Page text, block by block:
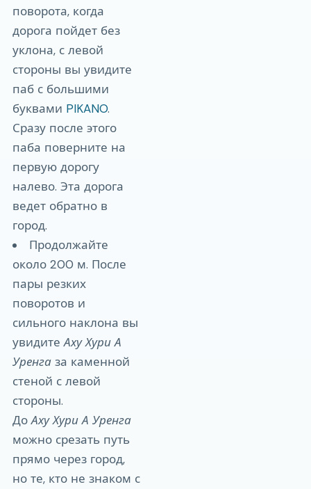
поворота, когда
дорога пойдет без
уклона, с левой
стороны вы увидите
паб с большими
буквами PIKANO.
Сразу после этого
паба поверните на
первую дорогу
налево. Эта дорога
ведет обратно в
город.
Продолжайте
около 200 м. После
пары резких
поворотов и
сильного наклона вы
увидитеАху Хури А
Уренгаза каменной
стеной с левой
стороны.
ДоАху Хури А Уренга
можно срезать путь
прямо через город,
но те, кто не знаком с